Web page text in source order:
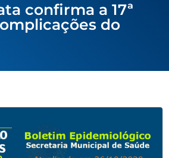
confirma a 17ª
do